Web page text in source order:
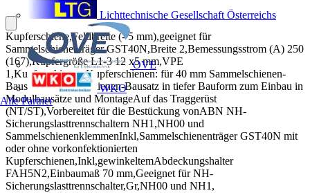
Lichttechnische Gesellschaft Österreichs
OVE
WKO
Alle Partner
Kupferschiene,Feldbreite (- 5 mm),geeignet für
Sammelschienenträger GST40N,Breite 2,Bemessungsstrom (A) 250
(167),Kupfergröße L1-3 12 x5 mm,VPE
1,Kupferschienen,Kupferschienen: für 40 mm Sammelschienen-
Bausätze,Sammelschienen-Bausatz in tiefer Bauform zum Einbau in
Modulbausätze und MontageAuf das Traggerüst
(NT/ST),Vorbereitet für die Bestückung vonABN NH-
Sicherungslasttrennschaltern NH1,NH00 und
SammelschienenklemmenInkl,Sammelschienenträger GST40N mit
oder ohne vorkonfektionierten
Kupferschienen,Inkl,gewinkeltemAbdeckungshalter
FAH5N2,Einbaumaß 70 mm,Geeignet für NH-
Sicherungslasttrennschalter,Gr,NH00 und NH1,